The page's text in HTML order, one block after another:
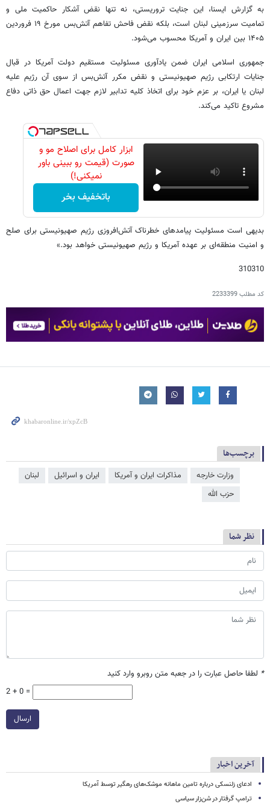
به گزارش ایسنا، این جنایت تروریستی، نه تنها نقض آشکار حاکمیت ملی و
تمامیت سرزمینی لبنان است، بلکه نقض فاحش تفاهم آتش‌بس مورخ ۱۹ فروردین
۱۴۰۵ بین ایران و آمریکا محسوب می‌شود.
جمهوری اسلامی ایران ضمن یادآوری مسئولیت مستقیم دولت آمریکا در قبال
جنایات ارتکابی رژیم صهیونیستی و نقض مکرر آتش‌بس از سوی آن رژیم علیه
لبنان یا ایران، بر عزم خود برای اتخاذ کلیه تدابیر لازم جهت اعمال حق ذاتی دفاع
مشروع تاکید می‌کند.
ابزار کامل برای اصلاح مو و
صورت (قیمت رو ببینی باور
نمیکنی!)
باتخفیف بخر
بدیهی است مسئولیت پیامدهای خطرناک آتش‌افروزی رژیم صهیونیستی برای صلح
و امنیت منطقه‌ای بر عهده آمریکا و رژیم صهیونیستی خواهد بود.»
310310
کد مطلب2233399
برچسب‌ها
وزارت خارجه مذاکرات ایران و آمریکا ایران و اسرائیل
لبنان
حزب الله
نظر شما
* لطفا حاصل عبارت را در جعبه متن روبرو وارد کنید
2 + 0 =
ارسال
آخرین اخبار
ادعای زلنسکی درباره تامین ماهانه موشک‌های رهگیر توسط آمریکا
ترامپ گرفتار در شن‌زار سیاسی